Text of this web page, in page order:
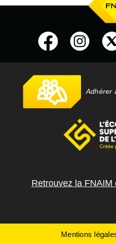
Adhérer
Retrouvez la FNAIM
Mentions